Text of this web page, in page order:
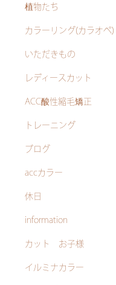
植物たち
カラーリング(カラオペ)
いただきもの
レディースカット
ACC酸性縮毛矯正
トレーニング
ブログ
accカラー
休日
information
カット お子様
イルミナカラー